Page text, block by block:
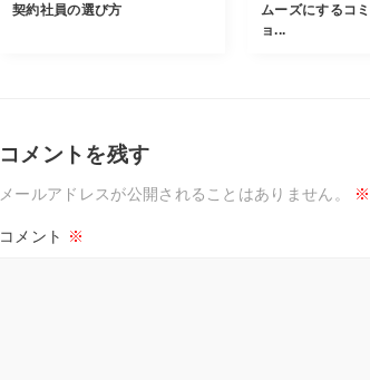
契約社員の選び方
ムーズにするコ
ョ...
コメントを残す
メールアドレスが公開されることはありません。 ※
コメント ※